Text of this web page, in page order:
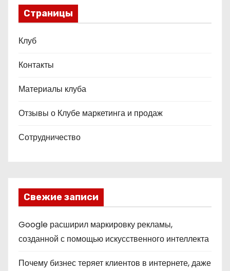
Страницы
Клуб
Контакты
Материалы клуба
Отзывы о Клубе маркетинга и продаж
Сотрудничество
Свежие записи
Google расширил маркировку рекламы,
созданной с помощью искусственного интеллекта
Почему бизнес теряет клиентов в интернете, даже